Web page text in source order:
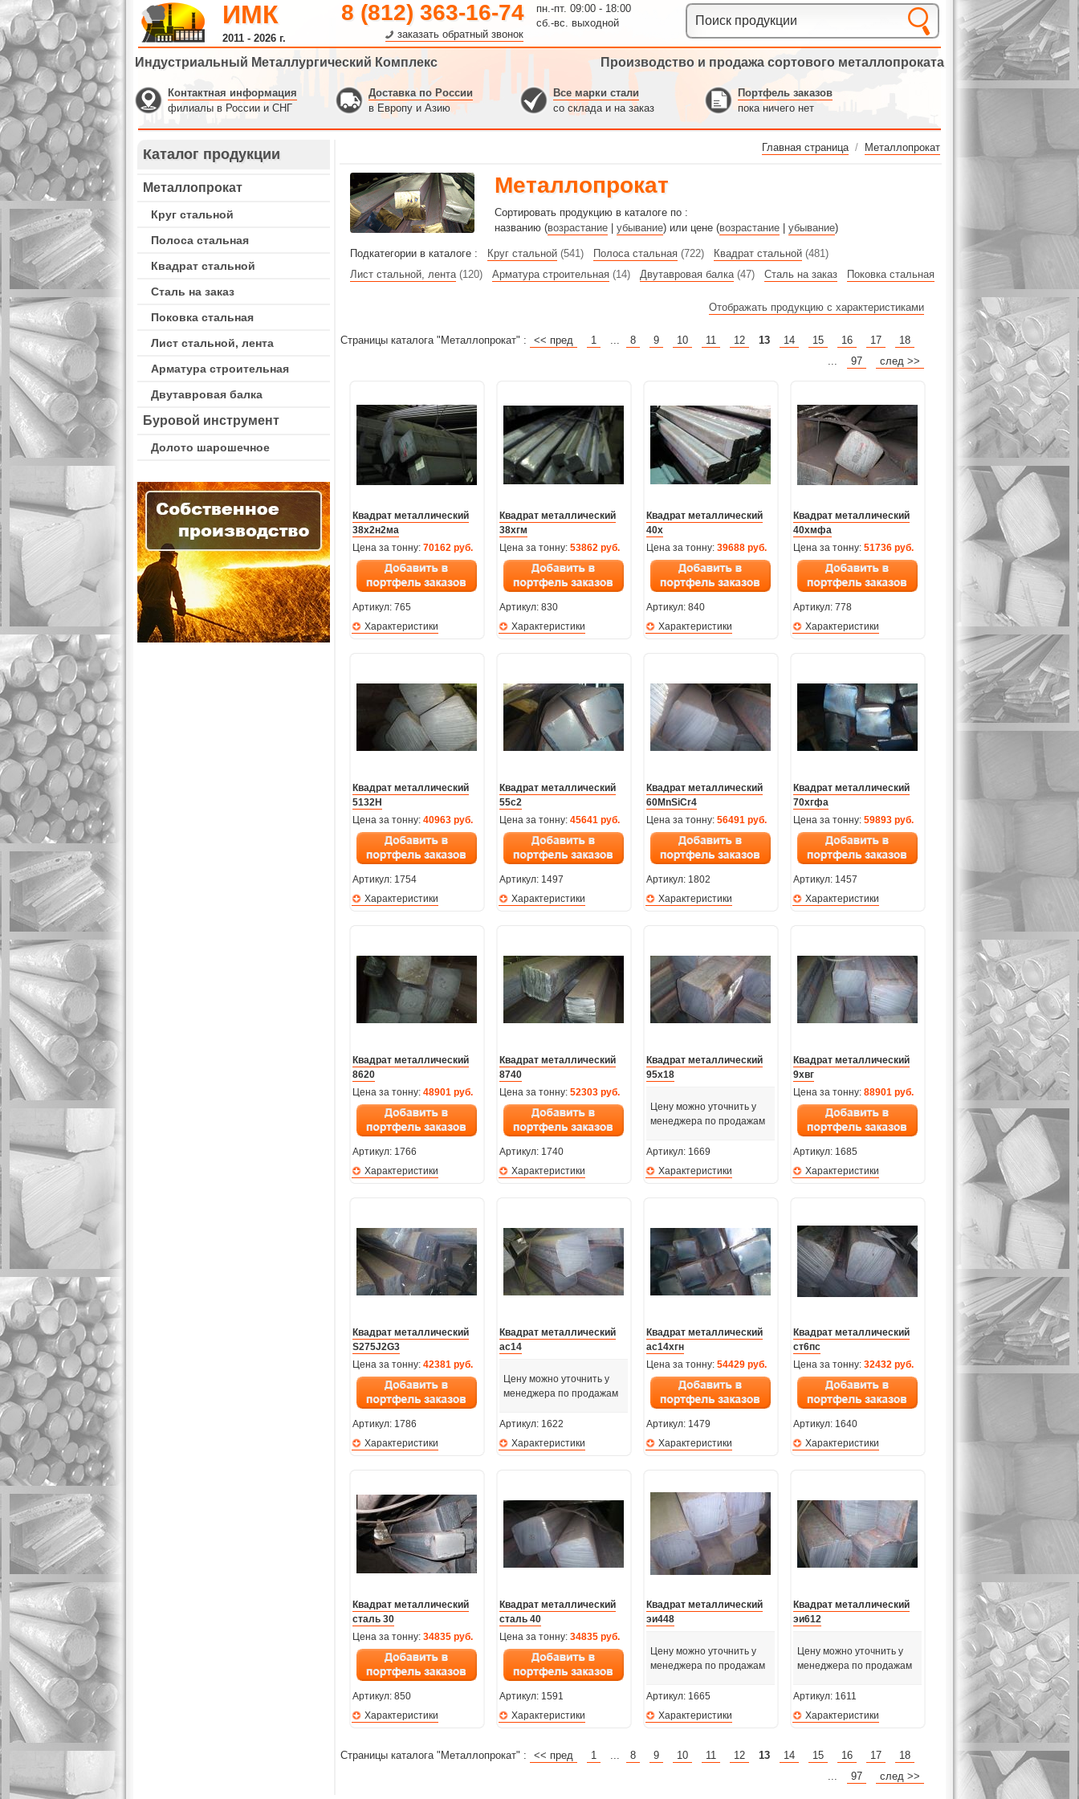
ИМК
2011 - 2026 г.
8 (812) 363-16-74
заказать обратный звонок
пн.-пт. 09:00 - 18:00
сб.-вс. выходной
Индустриальный Металлургический Комплекс Производство и продажа сортового металлопроката
Контактная информация
филиалы в России и СНГ
Доставка по России
в Европу и Азию
Все марки стали
со склада и на заказ
Портфель заказов
пока ничего нет
Каталог продукции
Металлопрокат
Круг стальной
Полоса стальная
Квадрат стальной
Сталь на заказ
Поковка стальная
Лист стальной, лента
Арматура строительная
Двутавровая балка
Буровой инструмент
Долото шарошечное
Главная страница / Металлопрокат
Металлопрокат
Сортировать продукцию в каталоге по :
названию (возрастание убывание) или цене (возрастание убывание)
Подкатегории в каталоге : Круг стальной (541) Полоса стальная (722) Квадрат стальной (481)
Лист стальной, лента (120) Арматура строительная (14) Двутавровая балка (47) Сталь на заказ Поковка стальная
Отображать продукцию с характеристиками
Страницы каталога "Металлопрокат" : << пред 1 ... 8 9 10 11 12 13 14 15 16 17
18
...
97 след >>
Квадрат металлический
38х2н2ма
Цена за тонну: 70162 руб.
Артикул: 765
Характеристики
Квадрат металлический
38хгм
Цена за тонну: 53862 руб.
Артикул: 830
Характеристики
Квадрат металлический
40х
Цена за тонну: 39688 руб.
Артикул: 840
Характеристики
Квадрат металлический
40хмфа
Цена за тонну: 51736 руб.
Артикул: 778
Характеристики
Квадрат металлический
5132H
Цена за тонну: 40963 руб.
Артикул: 1754
Характеристики
Квадрат металлический
55с2
Цена за тонну: 45641 руб.
Артикул: 1497
Характеристики
Квадрат металлический
60MnSiCr4
Цена за тонну: 56491 руб.
Артикул: 1802
Характеристики
Квадрат металлический
70хгфа
Цена за тонну: 59893 руб.
Артикул: 1457
Характеристики
Квадрат металлический
8620
Цена за тонну: 48901 руб.
Артикул: 1766
Характеристики
Квадрат металлический
8740
Цена за тонну: 52303 руб.
Артикул: 1740
Характеристики
Квадрат металлический
95х18
Цену можно уточнить у
менеджера по продажам
Артикул: 1669
Характеристики
Квадрат металлический
9хвг
Цена за тонну: 88901 руб.
Артикул: 1685
Характеристики
Квадрат металлический
S275J2G3
Цена за тонну: 42381 руб.
Артикул: 1786
Характеристики
Квадрат металлический
ас14
Цену можно уточнить у
менеджера по продажам
Артикул: 1622
Характеристики
Квадрат металлический
ас14хгн
Цена за тонну: 54429 руб.
Артикул: 1479
Характеристики
Квадрат металлический
ст6пс
Цена за тонну: 32432 руб.
Артикул: 1640
Характеристики
Квадрат металлический
сталь 30
Цена за тонну: 34835 руб.
Артикул: 850
Характеристики
Квадрат металлический
сталь 40
Цена за тонну: 34835 руб.
Артикул: 1591
Характеристики
Квадрат металлический
эи448
Цену можно уточнить у
менеджера по продажам
Артикул: 1665
Характеристики
Квадрат металлический
эи612
Цену можно уточнить у
менеджера по продажам
Артикул: 1611
Характеристики
Страницы каталога "Металлопрокат" : << пред 1 ... 8 9 10 11 12 13 14 15 16 17
18
...
97 след >>